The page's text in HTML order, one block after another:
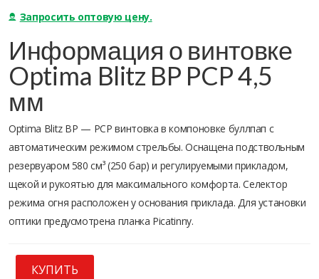
Запросить оптовую цену.
Информация о винтовке
Optima Blitz BP PCP 4,5
мм
Optima Blitz BP — PCP винтовка в компоновке буллпап с
автоматическим режимом стрельбы. Оснащена подствольным
резервуаром 580 см³ (250 бар) и регулируемыми прикладом,
щекой и рукоятью для максимального комфорта. Селектор
режима огня расположен у основания приклада. Для установки
оптики предусмотрена планка Picatinny.
КУПИТЬ